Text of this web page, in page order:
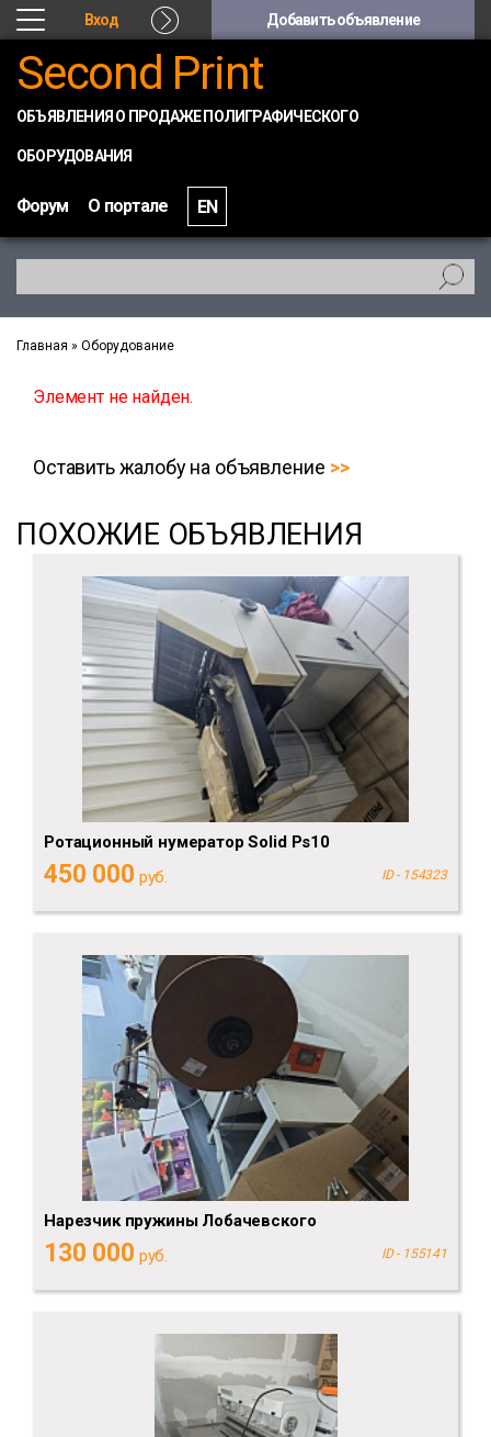
Вход Добавить объявление
Second Print
ОБЪЯВЛЕНИЯ О ПРОДАЖЕ ПОЛИГРАФИЧЕСКОГО
ОБОРУДОВАНИЯ
Форум О портале EN
Главная » Оборудование
Элемент не найден.
Оставить жалобу на объявление
ПОХОЖИЕ ОБЪЯВЛЕНИЯ
Ротационный нумератор Solid Ps10
450 000 руб. ID - 154323
Нарезчик пружины Лобачевского
130 000 руб. ID - 155141